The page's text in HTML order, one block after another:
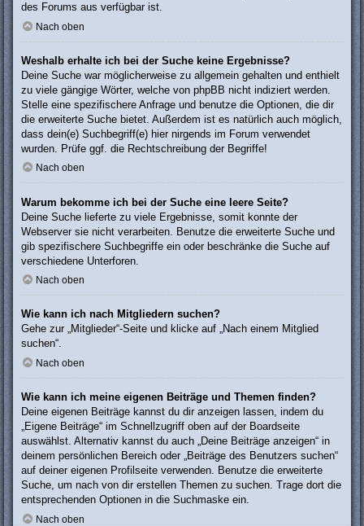
des Forums aus verfügbar ist.
Nach oben
Weshalb erhalte ich bei der Suche keine Ergebnisse?
Deine Suche war möglicherweise zu allgemein gehalten und enthielt
zu viele gängige Wörter, welche von phpBB nicht indiziert werden.
Stelle eine spezifischere Anfrage und benutze die Optionen, die dir
die erweiterte Suche bietet. Außerdem ist es natürlich auch möglich,
dass dein(e) Suchbegriff(e) hier nirgends im Forum verwendet
wurden. Prüfe ggf. die Rechtschreibung der Begriffe!
Nach oben
Warum bekomme ich bei der Suche eine leere Seite?
Deine Suche lieferte zu viele Ergebnisse, somit konnte der
Webserver sie nicht verarbeiten. Benutze die erweiterte Suche und
gib spezifischere Suchbegriffe ein oder beschränke die Suche auf
verschiedene Unterforen.
Nach oben
Wie kann ich nach Mitgliedern suchen?
Gehe zur „Mitglieder“-Seite und klicke auf „Nach einem Mitglied
suchen“.
Nach oben
Wie kann ich meine eigenen Beiträge und Themen finden?
Deine eigenen Beiträge kannst du dir anzeigen lassen, indem du
„Eigene Beiträge“ im Schnellzugriff oben auf der Boardseite
auswählst. Alternativ kannst du auch „Deine Beiträge anzeigen“ in
deinem persönlichen Bereich oder „Beiträge des Benutzers suchen“
auf deiner eigenen Profilseite verwenden. Benutze die erweiterte
Suche, um nach von dir erstellen Themen zu suchen. Trage dort die
entsprechenden Optionen in die Suchmaske ein.
Nach oben